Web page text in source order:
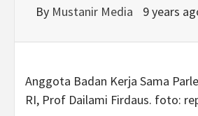
By Mustanir Media 9 years
Anggota Badan Kerja Sama
RI, Prof Dailami Firdaus. foto: